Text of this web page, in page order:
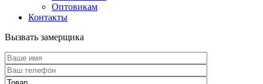
Оптовикам
Контакты
Вызвать замерщика